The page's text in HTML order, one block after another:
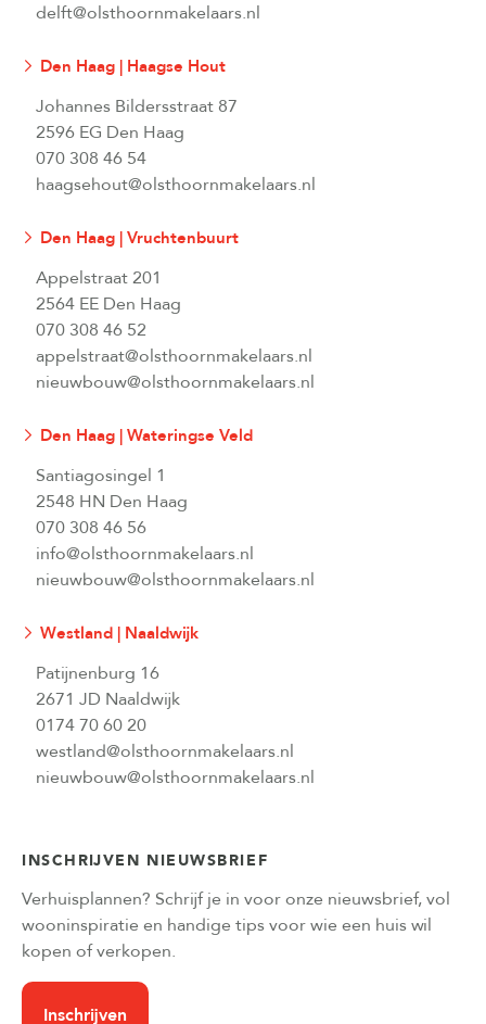
delft@olsthoornmakelaars.nl
Den Haag | Haagse Hout
Johannes Bildersstraat 87
2596 EG Den Haag
070 308 46 54
haagsehout@olsthoornmakelaars.nl
Den Haag | Vruchtenbuurt
Appelstraat 201
2564 EE Den Haag
070 308 46 52
appelstraat@olsthoornmakelaars.nl
nieuwbouw@olsthoornmakelaars.nl
Den Haag | Wateringse Veld
Santiagosingel 1
2548 HN Den Haag
070 308 46 56
info@olsthoornmakelaars.nl
nieuwbouw@olsthoornmakelaars.nl
Westland | Naaldwijk
Patijnenburg 16
2671 JD Naaldwijk
0174 70 60 20
westland@olsthoornmakelaars.nl
nieuwbouw@olsthoornmakelaars.nl
INSCHRIJVEN NIEUWSBRIEF
Verhuisplannen? Schrijf je in voor onze nieuwsbrief, vol
wooninspiratie en handige tips voor wie een huis wil
kopen of verkopen.
Inschrijven